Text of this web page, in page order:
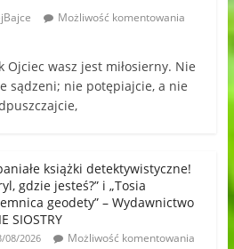
Możliwość komentowania
Ojciec wasz jest miłosierny. Nie
sądzeni; nie potępiajcie, a nie
książki detektywistyczne!
gdzie jesteś?” i „Tosia
geodety” – Wydawnictwo
SIOSTRY
08/2026
Możliwość komentowania